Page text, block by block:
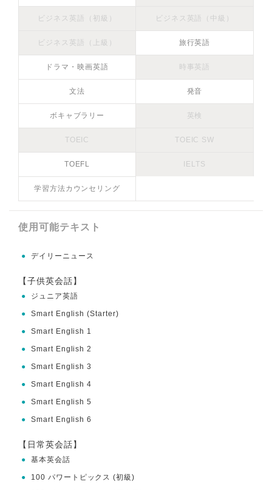
ビジネス英語（初級） ビジネス英語（中級）
ビジネス英語（上級） 旅行英語
ドラマ・映画英語 時事英語
文法 発音
ボキャブラリー 英検
TOEIC TOEIC SW
TOEFL IELTS
学習方法カウンセリング
使用可能テキスト
● デイリーニュース
【子供英会話】
● ジュニア英語
● Smart English (Starter)
● Smart English 1
● Smart English 2
● Smart English 3
● Smart English 4
● Smart English 5
● Smart English 6
【日常英会話】
● 基本英会話
● 100 パワートピックス (初級)